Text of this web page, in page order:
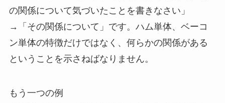
の関係について気づいたことを書きなさい」
→「その関係について」です。ハム単体、ベーコ
ン単体の特徴だけではなく、何らかの関係がある
ということを示さねばなりません。
もう一つの例